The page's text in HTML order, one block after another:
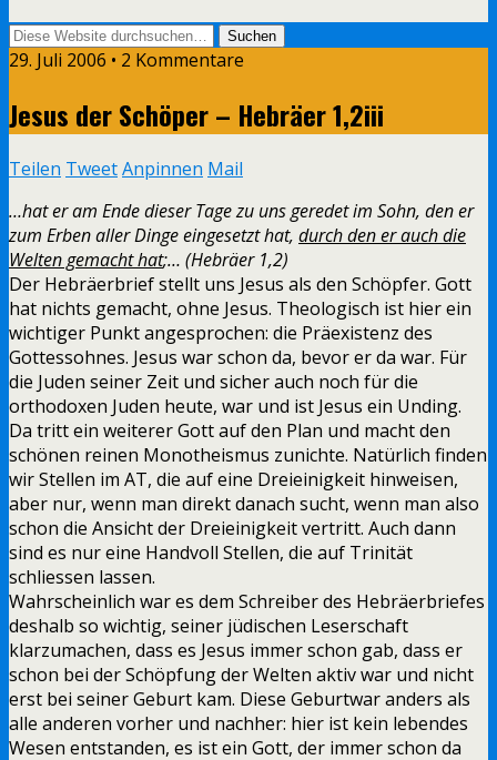
29. Juli 2006 • 2 Kommentare
Jesus der Schöper – Hebräer 1,2iii
Teilen TweetAnpinnen Mail
…hat er am Ende dieser Tage zu uns geredet im Sohn, den er
zum Erben aller Dinge eingesetzt hat, durch den er auch die
Welten gemacht hat;… (Hebräer 1,2)
Der Hebräerbrief stellt uns Jesus als den Schöpfer. Gott
hat nichts gemacht, ohne Jesus. Theologisch ist hier ein
wichtiger Punkt angesprochen: die Präexistenz des
Gottessohnes. Jesus war schon da, bevor er da war. Für
die Juden seiner Zeit und sicher auch noch für die
orthodoxen Juden heute, war und ist Jesus ein Unding.
Da tritt ein weiterer Gott auf den Plan und macht den
schönen reinen Monotheismus zunichte. Natürlich finden
wir Stellen im AT, die auf eine Dreieinigkeit hinweisen,
aber nur, wenn man direkt danach sucht, wenn man also
schon die Ansicht der Dreieinigkeit vertritt. Auch dann
sind es nur eine Handvoll Stellen, die auf Trinität
schliessen lassen.
Wahrscheinlich war es dem Schreiber des Hebräerbriefes
deshalb so wichtig, seiner jüdischen Leserschaft
klarzumachen, dass es Jesus immer schon gab, dass er
schon bei der Schöpfung der Welten aktiv war und nicht
erst bei seiner Geburt kam. Diese Geburtwar anders als
alle anderen vorher und nachher: hier ist kein lebendes
Wesen entstanden, es ist ein Gott, der immer schon da